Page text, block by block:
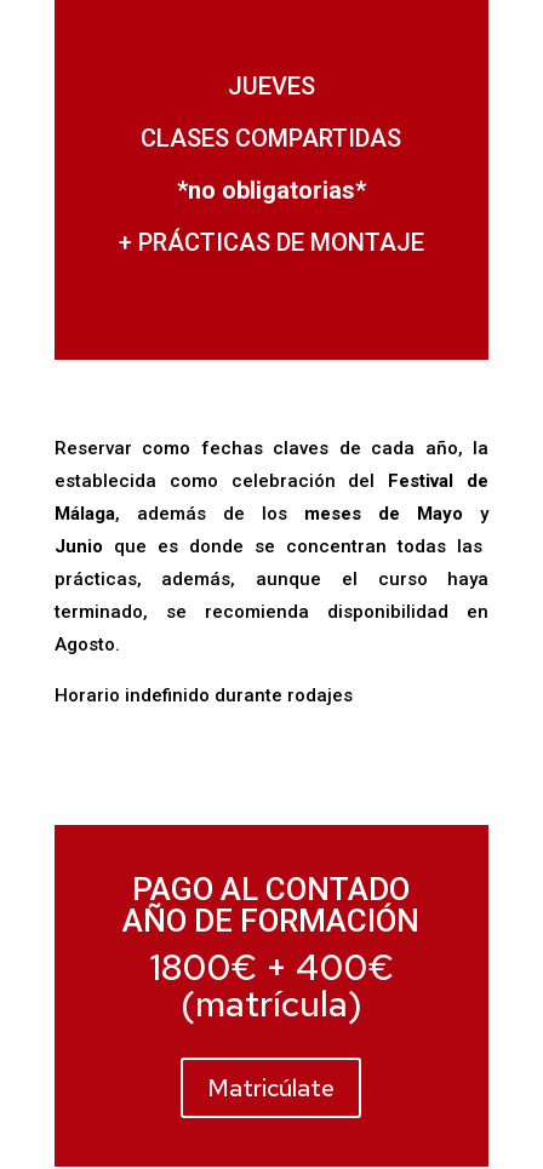
JUEVES
CLASES COMPARTIDAS
*no obligatorias*
+ PRÁCTICAS DE MONTAJE
Reservar como fechas claves de cada año, la
establecida como celebración del
Festival de
Málaga, además de los meses de Mayoy
Junio que es donde se concentran todas las
prácticas, además, aunque el curso haya
terminado, se recomienda disponibilidad en
Agosto.
Horario indefinido durante rodajes
PAGO AL CONTADO
AÑO DE FORMACIÓN
1800€ + 400€
(matrícula)
Matricúlate